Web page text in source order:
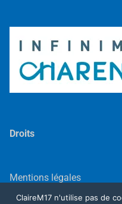
Droits
Mentions légales
ClaireM17 n'utilise pas de